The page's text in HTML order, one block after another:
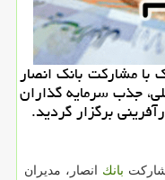
مشاركت بانك انصار
جذب سرمایه گذاران
برگزار گردید.
بانك انصار، مدیران